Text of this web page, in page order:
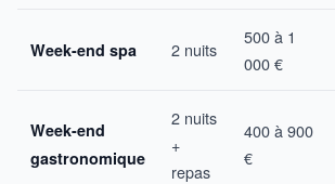
Week-end spa 2 nuits
500 à 1
000 €
Week-end
gastronomique
2 nuits
+
repas
400 à 900
€